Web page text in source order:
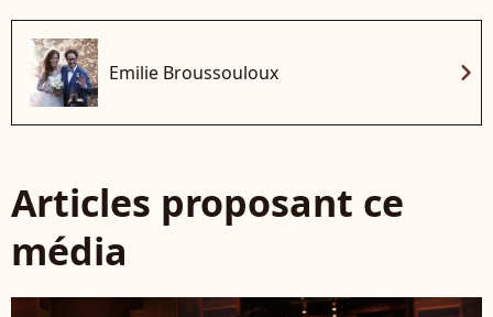
Emilie Broussouloux chevron_right
Articles proposant ce
média